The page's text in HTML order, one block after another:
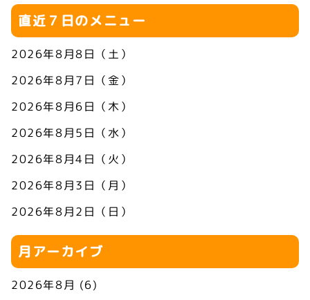
直近７日のメニュー
2026年8月8日（土）
2026年8月7日（金）
2026年8月6日（木）
2026年8月5日（水）
2026年8月4日（火）
2026年8月3日（月）
2026年8月2日（日）
月アーカイブ
2026年8月 (6)